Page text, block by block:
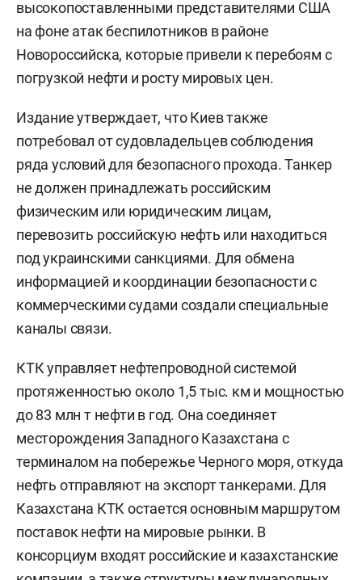
высокопоставленными представителями США
на фоне атак беспилотников в районе
Новороссийска, которые привели к перебоям с
погрузкой нефти и росту мировых цен.
Издание утверждает, что Киев также
потребовал от судовладельцев соблюдения
ряда условий для безопасного прохода. Танкер
не должен принадлежать российским
физическим или юридическим лицам,
перевозить российскую нефть или находиться
под украинскими санкциями. Для обмена
информацией и координации безопасности с
коммерческими судами создали специальные
каналы связи.
КТК управляет нефтепроводной системой
протяженностью около 1,5 тыс. км и мощностью
до 83 млн т нефти в год. Она соединяет
месторождения Западного Казахстана с
терминалом на побережье Черного моря, откуда
нефть отправляют на экспорт танкерами. Для
Казахстана КТК остается основным маршрутом
поставок нефти на мировые рынки. В
консорциум входят российские и казахстанские